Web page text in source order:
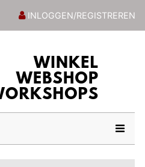
INLOGGEN/REGISTREREN